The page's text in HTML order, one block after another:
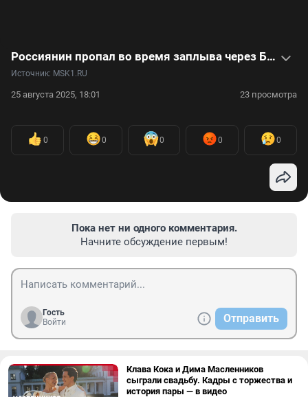
Россиянин пропал во время заплыва через Босфор: видео
Источник: MSK1.RU
25 августа 2025, 18:01 23 просмотра
0 0 0 0 0
Пока нет ни одного комментария.
Начните обсуждение первым!
Гость
Войти
Отправить
Клава Кока и Дима Масленников
сыграли свадьбу. Кадры с торжества и
история пары — в видео